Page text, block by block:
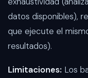
datos disponibles),
que ejecute el
resultados).
Limitaciones: Los